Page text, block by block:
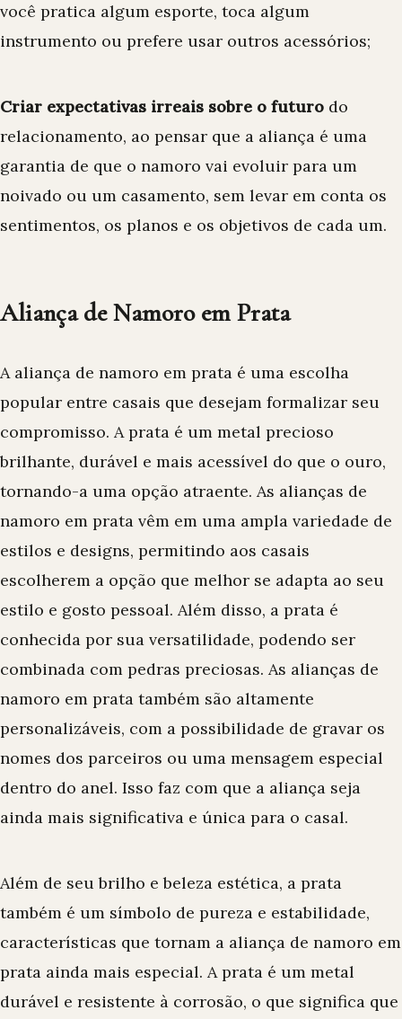
você pratica algum esporte, toca algum
instrumento ou prefere usar outros acessórios;
Criar expectativas irreais sobre o futuro do
relacionamento, ao pensar que a aliança é uma
garantia de que o namoro vai evoluir para um
noivado ou um casamento, sem levar em conta os
sentimentos, os planos e os objetivos de cada um.
Aliança de Namoro em Prata
A aliança de namoro em prata é uma escolha
popular entre casais que desejam formalizar seu
compromisso. A prata é um metal precioso
brilhante, durável e mais acessível do que o ouro,
tornando-a uma opção atraente. As alianças de
namoro em prata vêm em uma ampla variedade de
estilos e designs, permitindo aos casais
escolherem a opção que melhor se adapta ao seu
estilo e gosto pessoal. Além disso, a prata é
conhecida por sua versatilidade, podendo ser
combinada com pedras preciosas. As alianças de
namoro em prata também são altamente
personalizáveis, com a possibilidade de gravar os
nomes dos parceiros ou uma mensagem especial
dentro do anel. Isso faz com que a aliança seja
ainda mais significativa e única para o casal.
Além de seu brilho e beleza estética, a prata
também é um símbolo de pureza e estabilidade,
características que tornam a aliança de namoro em
prata ainda mais especial. A prata é um metal
durável e resistente à corrosão, o que significa que